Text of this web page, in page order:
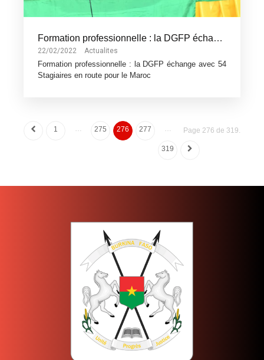
Formation professionnelle : la DGFP échange avec 54 Stagiaires en route pour le Maroc
22/02/2022 Actualites
Formation professionnelle : la DGFP échange avec 54
Stagiaires en route pour le Maroc
Page 276 de 319.
1 … 275 276 277 …
319